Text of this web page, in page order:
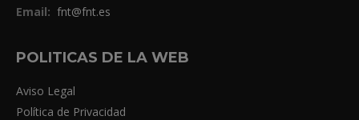
Email: fnt@fnt.es
POLITICAS DE LA WEB
Aviso Legal
Política de Privacidad